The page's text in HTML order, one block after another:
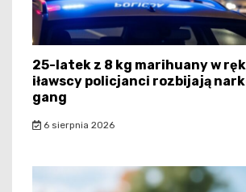
25-latek z 8 kg marihuany w
iławscy policjanci rozbijają
gang
6 sierpnia 2026